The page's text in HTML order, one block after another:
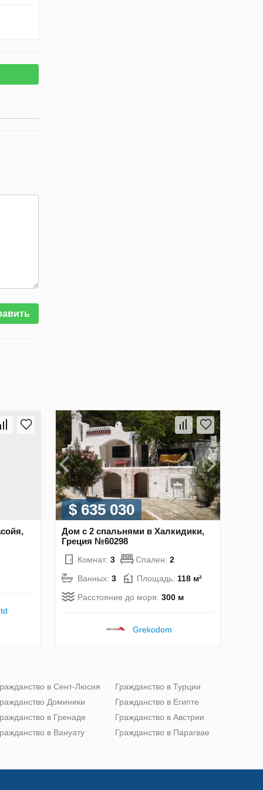
$ 635 030
Дом с 2 спальнями в Халкидики,
Греция №60298
Комнат: 3 Спален: 2
Ванных: 3 Площадь: 118 м²
Расстояние до моря: 300 м
Grekodom
в Сент-Люсия
Доминики
в Гренаде
в Вануату
Гражданство в Турции
Гражданство в Египте
Гражданство в Австрии
Гражданство в Парагвае